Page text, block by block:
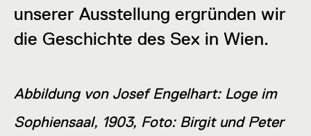
unserer Ausstellung ergründen wir
die Geschichte des Sex in Wien.
Abbildung von Josef Engelhart: Loge im
Sophiensaal, 1903, Foto: Birgit und Peter